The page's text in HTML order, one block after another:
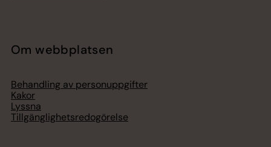
Om webbplatsen
Behandling av personuppgifter
Kakor
Lyssna
Tillgänglighetsredogörelse